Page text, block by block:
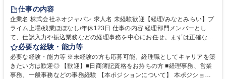
未経験者歓迎
完全週休2日制
交通費支給 駅近5分以内 土日祝休み
服装自由
寮・社宅あり
仕事の内容
企業名 株式会社ネオジャパン 求人名 未経験歓迎【経理/みなとみらい】プ
ライム上場/残業ほぼなし/年休123日 仕事の内容 経理部門メンバーとし
て、仕訳入力や振込業務などの経理事務を中心にお任せ。まずは正確な入
力・確認業務からスタートし、既存メンバーと一緒に業務を進めながら段
階的に経理知識を身につけていただきます。 【具体的には】 ■社内稟議に
基づく仕訳入力 ■月末の振込業務 ■明細作成 ■伝票処理、記帳業務 ■既存
メンバーの業務サポート 【将来的には】 ■月次決算補助 ■四半期・年次決
必要な経験・能力等
必要な経験・能力等 ※未経験の方も応募可能。経理職としてキャリアを築
きたい方は歓迎◎ 【歓迎】■日商簿記資格をお持ちの方 ■経理事務、営業
事務、一般事務などの事務経験 【本ポジションについて】 本ポジション